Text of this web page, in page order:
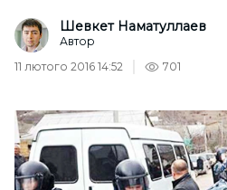
Шевкет Наматуллаев
Автор
11 лютого 2016 14:52
701